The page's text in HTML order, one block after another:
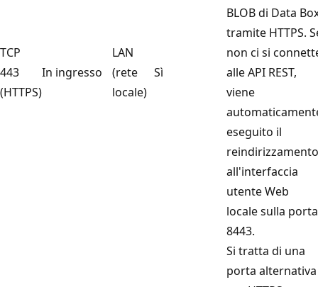
TCP
443
(HTTPS)
In ingresso
LAN
(rete
locale)
Sì
BLOB di Data
tramite HTTPS.
non ci si
alle API REST,
viene
eseguito il
reindirizzamento
all'interfaccia
utente Web
locale sulla porta
8443.
Si tratta di una
porta alternativa